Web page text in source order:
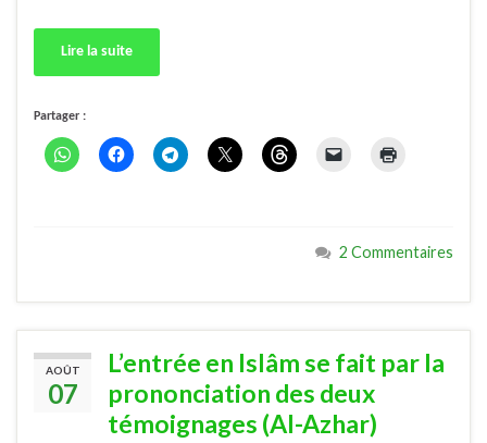
Lire la suite
Partager :
2 Commentaires
AOÛT
07
L’entrée en Islâm se fait par la
prononciation des deux
témoignages (Al-Azhar)